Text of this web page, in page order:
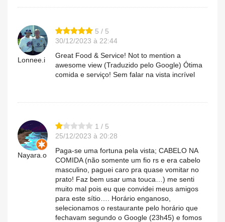
Lonnee.i
5 / 5
30/12/2023 à 22:44
Great Food & Service! Not to mention a
awesome view (Traduzido pelo Google) Ótima
comida e serviço! Sem falar na vista incrível
Nayara.o
1 / 5
25/12/2023 à 20:28
Paga-se uma fortuna pela vista; CABELO NA
COMIDA (não somente um fio rs e era cabelo
masculino, paguei caro pra quase vomitar no
prato! Faz bem usar uma touca…) me senti
muito mal pois eu que convidei meus amigos
para este sítio…. Horário enganoso,
selecionamos o restaurante pelo horário que
fechavam segundo o Google (23h45) e fomos